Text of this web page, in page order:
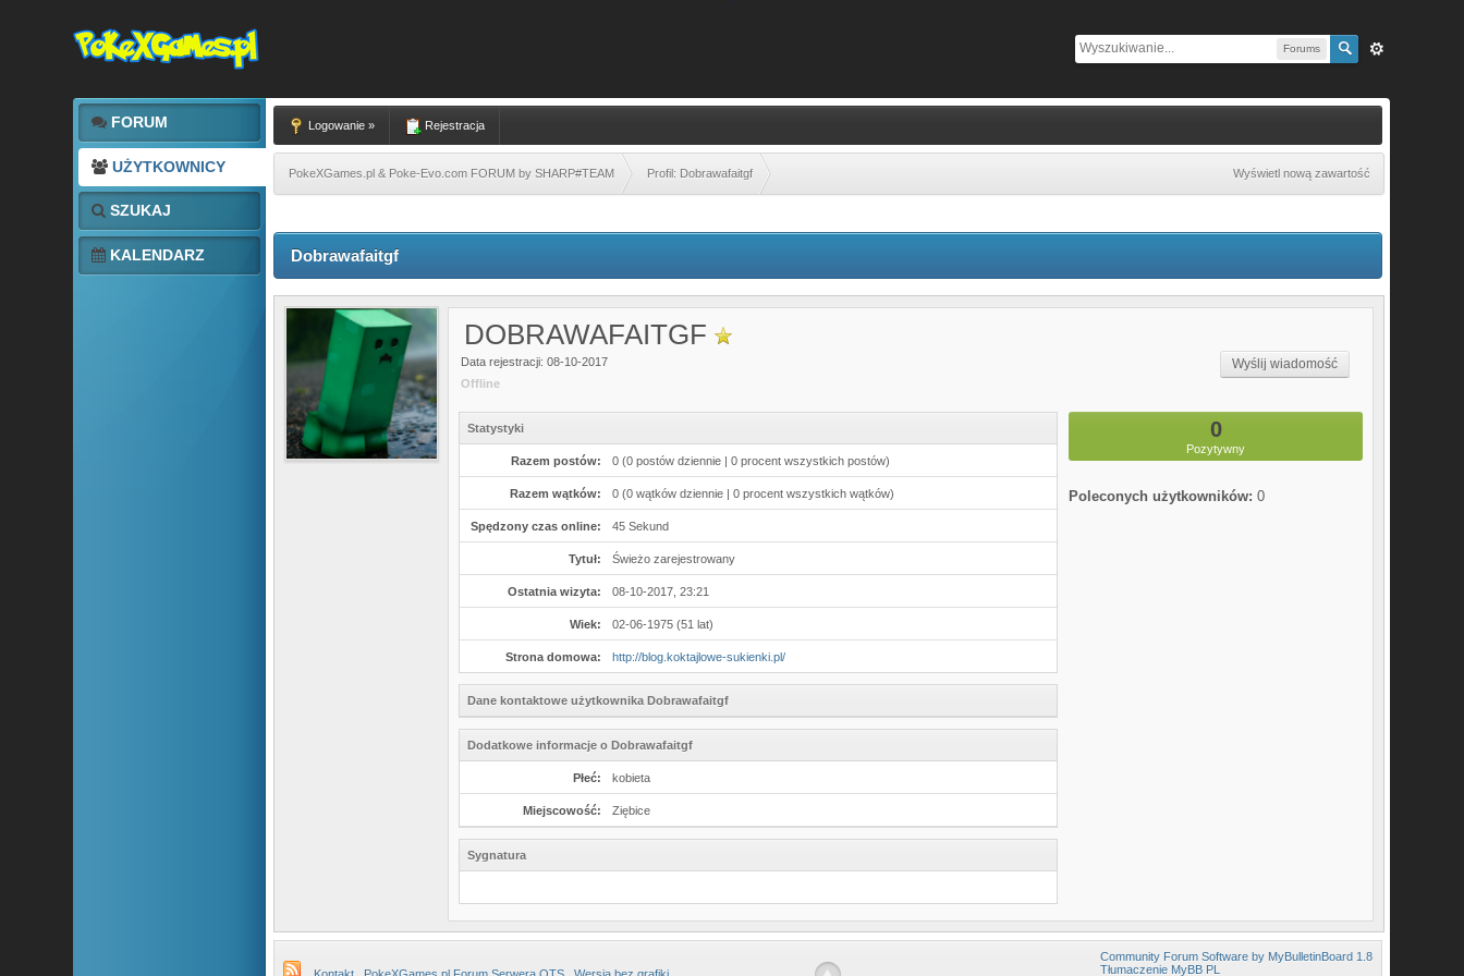
Forums
FORUM
UŻYTKOWNICY
SZUKAJ
KALENDARZ
Logowanie » Rejestracja
PokeXGames.pl & Poke-Evo.com FORUM by SHARP#TEAM Profil: Dobrawafaitgf Wyświetl nową zawartość
Dobrawafaitgf
DOBRAWAFAITGF
Data rejestracji: 08-10-2017
Offline
Wyślij wiadomość
Statystyki
Razem postów: 0 (0 postów dziennie | 0 procent wszystkich postów)
Razem wątków: 0 (0 wątków dziennie | 0 procent wszystkich wątków)
Spędzony czas online: 45 Sekund
Tytuł: Świeżo zarejestrowany
Ostatnia wizyta: 08-10-2017, 23:21
Wiek: 02-06-1975 (51 lat)
Strona domowa: http://blog.koktajlowe-sukienki.pl/
Dane kontaktowe użytkownika Dobrawafaitgf
Dodatkowe informacje o Dobrawafaitgf
Płeć: kobieta
Miejscowość: Ziębice
Sygnatura
0
Pozytywny
Poleconych użytkowników: 0
Community Forum Software by MyBulletinBoard 1.8
Tłumaczenie MyBB PL